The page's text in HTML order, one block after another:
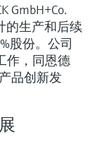
GmbH+Co.
的生产和后续
股份。公司
作，同恩德
品创新发